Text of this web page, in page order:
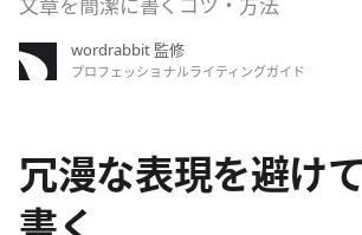
文章を簡潔に書くコツ・方法
wordrabbit 監修
プロフェッショナルライティングガイド
冗漫な表現を避け